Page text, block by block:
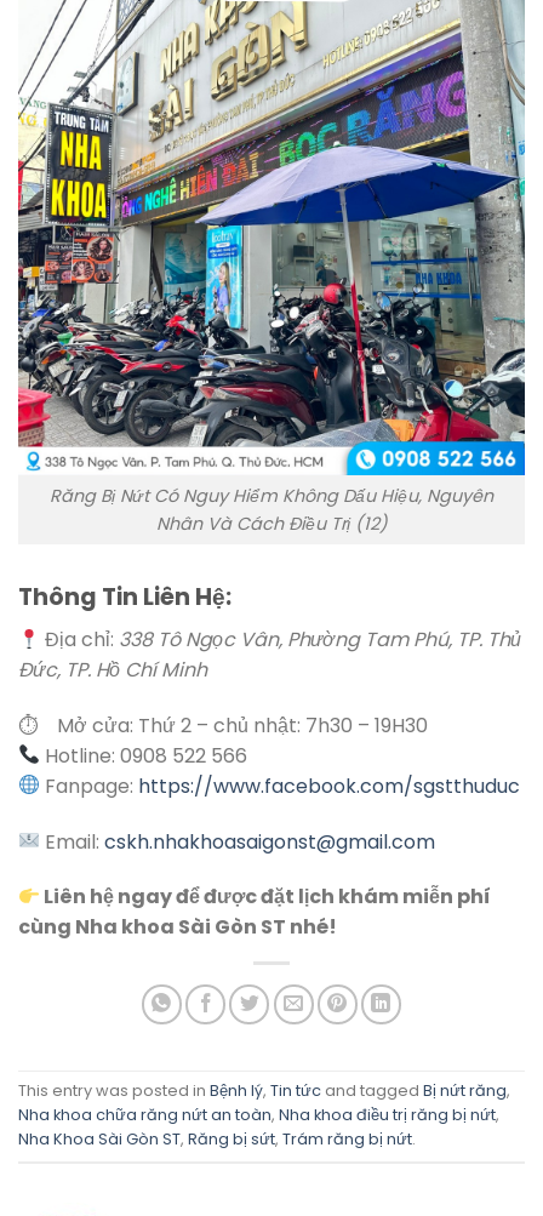
Răng Bị Nứt Có Nguy Hiểm Không Dấu Hiệu, Nguyên
Nhân Và Cách Điều Trị (12)
Thông Tin Liên Hệ:
Địa chỉ: 338 Tô Ngọc Vân, Phường Tam Phú, TP. Thủ
Đức, TP. Hồ Chí Minh
⏱ Mở cửa: Thứ 2 – chủ nhật: 7h30 – 19H30
Hotline:0908 522 566
Fanpage: https://www.facebook.com/sgstthuduc
Email: cskh.nhakhoasaigonst@gmail.com
Liên hệ ngay để được đặt lịch khám miễn phí
cùng Nha khoa Sài Gòn ST nhé!
This entry was posted in Bệnh lý, Tin tức and tagged Bị nứt răng,
Nha khoa chữa răng nứt an toàn, Nha khoa điều trị răng bị nứt,
Nha Khoa Sài Gòn ST, Răng bị sứt, Trám răng bị nứt.